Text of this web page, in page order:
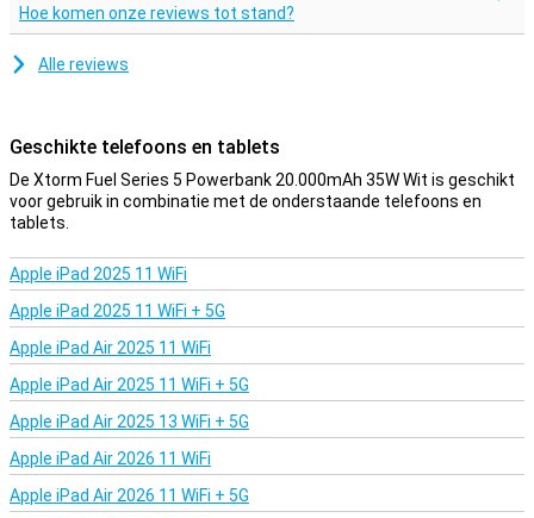
Hoe komen onze reviews tot stand?
Alle reviews
Geschikte telefoons en tablets
De Xtorm Fuel Series 5 Powerbank 20.000mAh 35W Wit is geschikt
voor gebruik in combinatie met de onderstaande telefoons en
tablets.
Apple iPad 2025 11 WiFi
Apple iPad 2025 11 WiFi + 5G
Apple iPad Air 2025 11 WiFi
Apple iPad Air 2025 11 WiFi + 5G
Apple iPad Air 2025 13 WiFi + 5G
Apple iPad Air 2026 11 WiFi
Apple iPad Air 2026 11 WiFi + 5G